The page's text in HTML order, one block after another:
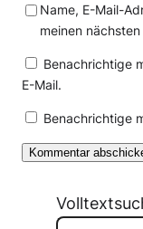
Name, E-Mail-
meinen
Benachrichtige
E-Mail.
Benachrichtige